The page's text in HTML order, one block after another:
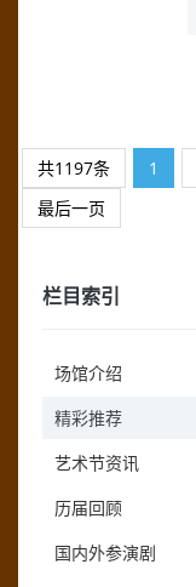
共1197条 1
最后一页
栏目索引
场馆介绍
精彩推荐
艺术节资讯
历届回顾
国内外参演剧